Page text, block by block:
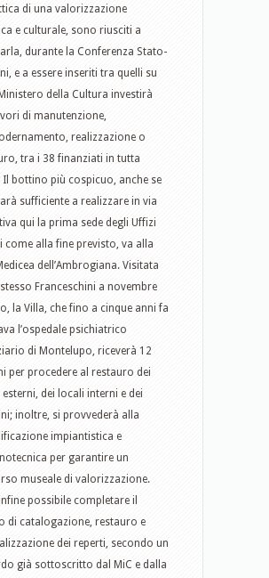
di una valorizzazione
e culturale, sono riusciti a
durante la Conferenza Stato-
e a essere inseriti tra quelli su
della Cultura investirà
di manutenzione,
realizzazione o
tra i 38 finanziati in tutta
bottino più cospicuo, anche se
sufficiente a realizzare in via
qui la prima sede degli Uffizi
come alla fine previsto, va alla
dell’Ambrogiana. Visitata
Franceschini a novembre
la Villa, che fino a cinque anni fa
l’ospedale psichiatrico
di Montelupo, riceverà 12
per procedere al restauro dei
dei locali interni e dei
inoltre, si provvederà alla
impiantistica e
per garantire un
museale di valorizzazione.
possibile completare il
di catalogazione, restauro e
dei reperti, secondo un
già sottoscritto dal MiC e dalla